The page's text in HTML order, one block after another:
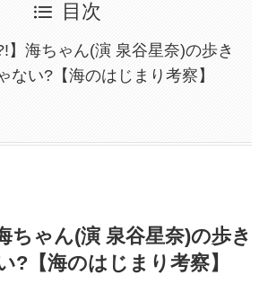
目次
】海ちゃん(演 泉谷星奈)の歩き
ない?【海のはじまり考察】
ちゃん(演 泉谷星奈)の歩き
?【海のはじまり考察】